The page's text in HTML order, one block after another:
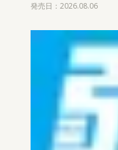
発売日：2026.08.06